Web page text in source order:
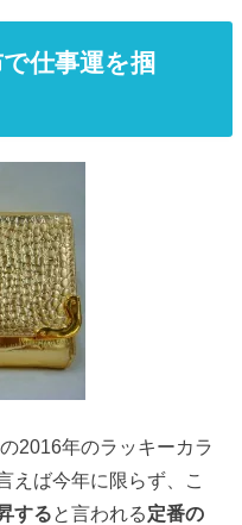
仕事運を掴
2016年のラッキーカラ
えば今年に限らず、こ
すると言われる定番の